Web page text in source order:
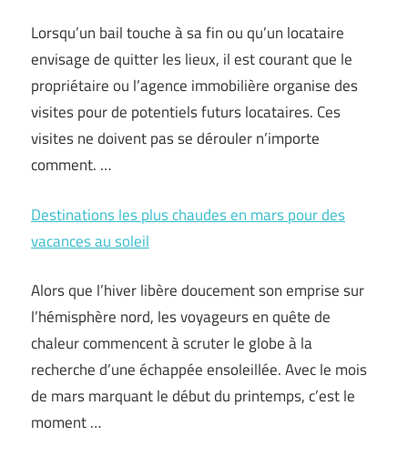
Lorsqu’un bail touche à sa fin ou qu’un locataire
envisage de quitter les lieux, il est courant que le
propriétaire ou l’agence immobilière organise des
visites pour de potentiels futurs locataires. Ces
visites ne doivent pas se dérouler n’importe
comment. …
Destinations les plus chaudes en mars pour des
vacances au soleil
Alors que l’hiver libère doucement son emprise sur
l’hémisphère nord, les voyageurs en quête de
chaleur commencent à scruter le globe à la
recherche d’une échappée ensoleillée. Avec le mois
de mars marquant le début du printemps, c’est le
moment …